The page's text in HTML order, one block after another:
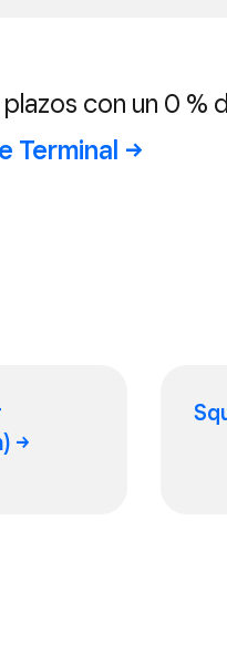
con un 0 %
Terminal